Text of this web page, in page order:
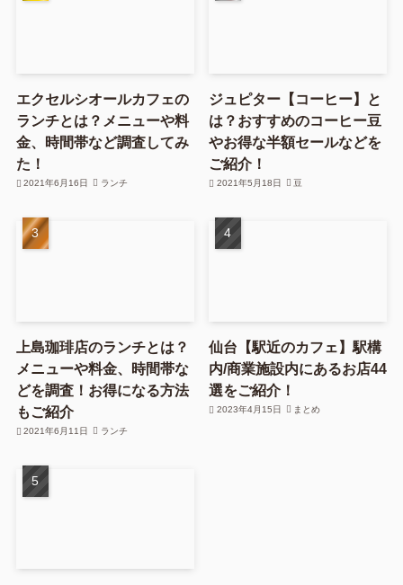
エクセルシオールカフェの
ランチとは？メニューや料
金、時間帯など調査してみ
た！
2021年6月16日 ランチ
ジュピター【コーヒー】と
は？おすすめのコーヒー豆
やお得な半額セールなどを
ご紹介！
2021年5月18日 豆
上島珈琲店のランチとは？
メニューや料金、時間帯な
どを調査！お得になる方法
もご紹介
2021年6月11日 ランチ
仙台【駅近のカフェ】駅構
内/商業施設内にあるお店44
選をご紹介！
2023年4月15日 まとめ